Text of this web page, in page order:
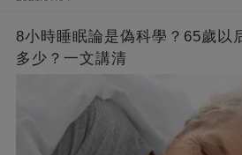
8小時睡眠論是偽科學？65歲以
多少？一文講清